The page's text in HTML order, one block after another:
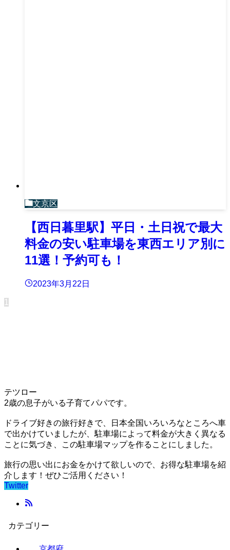
文京区
【西日暮里駅】平日・土日祝で最大
料金の安い駐車場を東西エリア別に
11選！予約可も！
2023年3月22日
1
テツロー
2歳の息子がいる子育てパパです。
ドライブ好きの旅行好きで、日本全国いろいろなところへ車
で出かけていましたが、駐車場によって料金が大きく異なる
ことに気づき、この駐車場マップを作ることにしました。
旅行の思い出にお金をかけて欲しいので、お得な駐車場を紹
介します！ぜひご活用ください！
Twitter
カテゴリー